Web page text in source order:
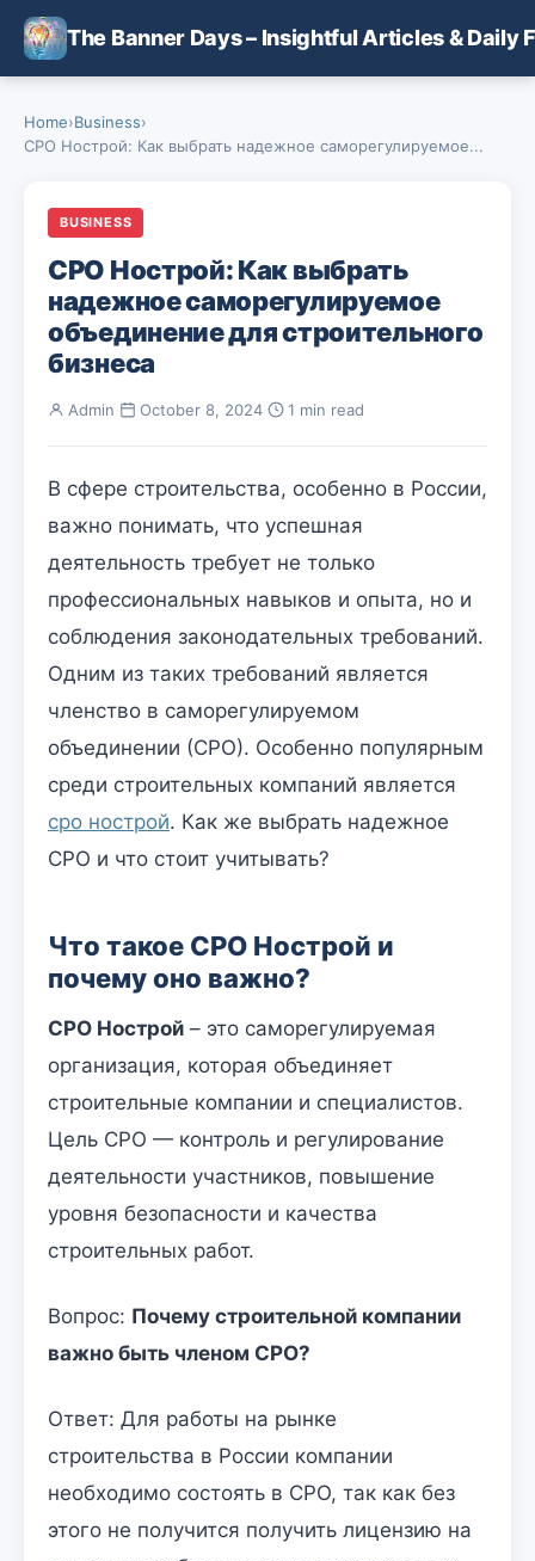
Skip to main content
The Banner Days – Insightful Articles & Daily
Home›Business›
СРО Нострой: Как выбрать надежное саморегулируемое...
BUSINESS
СРО Нострой: Как выбрать
надежное саморегулируемое
объединение для строительного
бизнеса
Admin October 8, 2024 1 min read
В сфере строительства, особенно в России,
важно понимать, что успешная
деятельность требует не только
профессиональных навыков и опыта, но и
соблюдения законодательных требований.
Одним из таких требований является
членство в саморегулируемом
объединении (СРО). Особенно популярным
среди строительных компаний является
сро нострой. Как же выбрать надежное
СРО и что стоит учитывать?
Что такое СРО Нострой и
почему оно важно?
СРО Нострой – это саморегулируемая
организация, которая объединяет
строительные компании и специалистов.
Цель СРО — контроль и регулирование
деятельности участников, повышение
уровня безопасности и качества
строительных работ.
Вопрос: Почему строительной компании
важно быть членом СРО?
Ответ: Для работы на рынке
строительства в России компании
необходимо состоять в СРО, так как без
этого не получится получить лицензию на